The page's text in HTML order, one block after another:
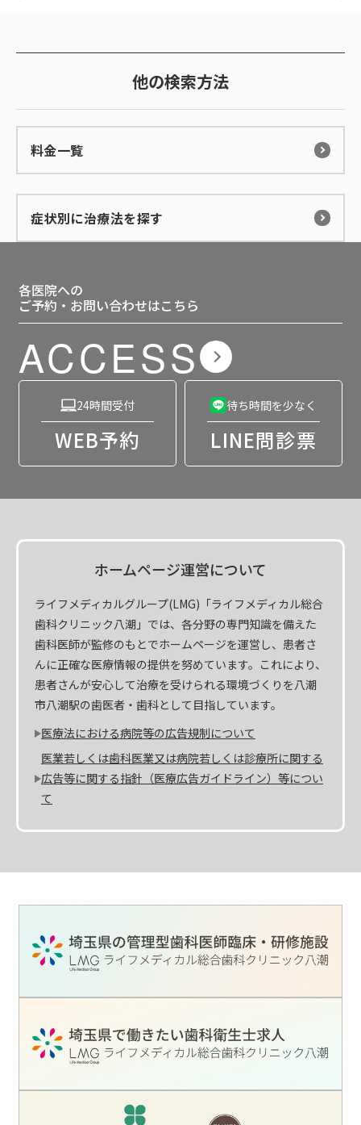
他の検索方法
料金一覧
症状別に治療法を探す
各医院への
ご予約・お問い合わせはこちら
ACCESS
24時間受付
WEB予約
待ち時間を少なく
LINE問診票
ホームページ運営について
ライフメディカルグループ(LMG)「ライフメディカル総合
歯科クリニック八潮」では、各分野の専門知識を備えた
歯科医師が監修のもとでホームページを運営し、患者さ
んに正確な医療情報の提供を努めています。これにより、
患者さんが安心して治療を受けられる環境づくりを八潮
市八潮駅の歯医者・歯科として目指しています。
医療法における病院等の広告規制について
医業若しくは歯科医業又は病院若しくは診療所に関する
広告等に関する指針（医療広告ガイドライン）等につい
て